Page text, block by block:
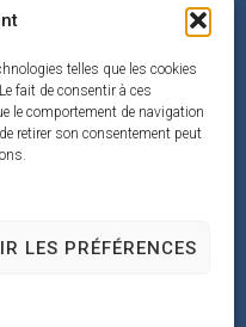
telles que les cookies
fait de consentir à ces
le comportement de navigation
retirer son consentement peut
LES PRÉFÉRENCES
de vie